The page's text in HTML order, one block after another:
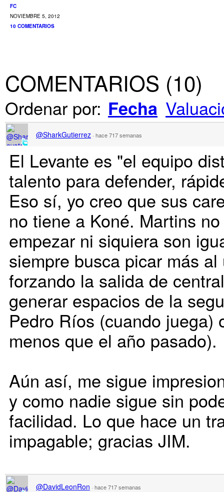
FC
NOVIEMBRE 5, 2012
10 COMENTARIOS
COMENTARIOS (10)
Ordenar por: Fecha
@SharkGutierrez · hace 717 semanas
El Levante es "el equipo
talento para defender,
Eso sí, yo creo que sus
no tiene a Koné. Martins
empezar ni siquiera son
siempre busca picar más
forzando la salida de
generar espacios de la
Pedro Ríos (cuando juega)
menos que el año pasado).
Aún así, me sigue
y como nadie sigue sin
facilidad. Lo que hace un
impagable; gracias JIM.
@DavidLeonRon · hace 717 semanas